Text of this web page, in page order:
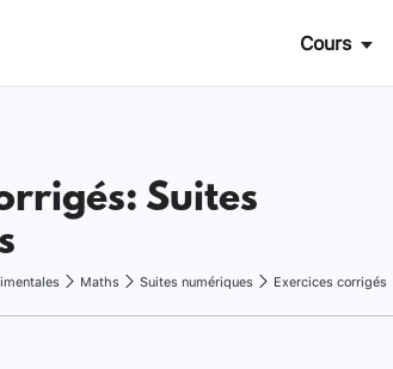
Cours
Suites
Maths Suites numériques Exercices corrigés